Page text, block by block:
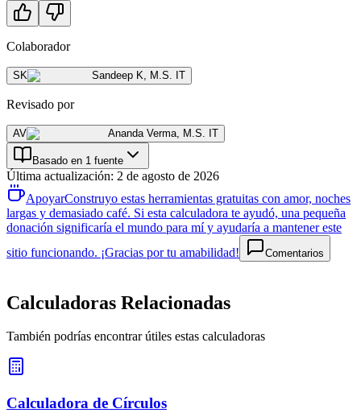
Colaborador
SK Sandeep K M.S. IT
Revisado por
AV Ananda Verma M.S. IT
Basado en 1 fuente
Última actualización: 2 de agosto de 2026
ApoyarConstruyo estas herramientas gratuitas con amor, noches
largas y demasiado café. Si esta calculadora te ayudó, una pequeña
donación significaría el mundo para mí y ayudaría a mantener este
sitio funcionando. ¡Gracias por tu amabilidad!
Comentarios
Calculadoras Relacionadas
También podrías encontrar útiles estas calculadoras
Calculadora de Círculos